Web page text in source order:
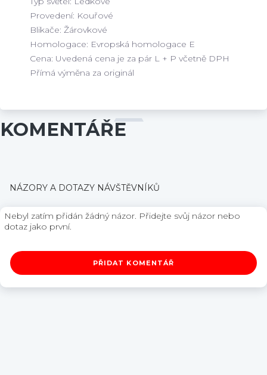
Provedení: Kouřové
Blikače: Žárovkové
Homologace: Evropská homologace E
Cena: Uvedená cena je za pár L + P včetně DPH
Přímá výměna za originál
KOMENTÁŘE
NÁZORY A DOTAZY NÁVŠTĚVNÍKŮ
Nebyl zatím přidán žádný názor. Přidejte svůj názor nebo
dotaz jako první.
PŘIDAT KOMENTÁŘ